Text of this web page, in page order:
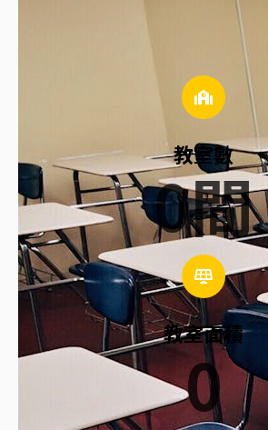
0間
教室數
教室面積
0